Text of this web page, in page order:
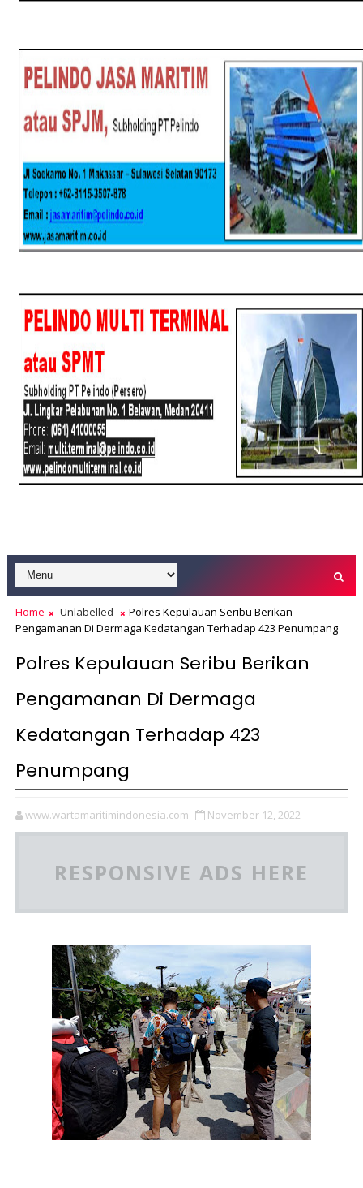
Home Unlabelled
Polres Kepulauan Seribu Berikan
Pengamanan Di Dermaga Kedatangan Terhadap 423 Penumpang
Polres Kepulauan Seribu Berikan
Pengamanan Di Dermaga
Kedatangan Terhadap 423
Penumpang
www.wartamaritimindonesia.com November 12, 2022
RESPONSIVE ADS HERE